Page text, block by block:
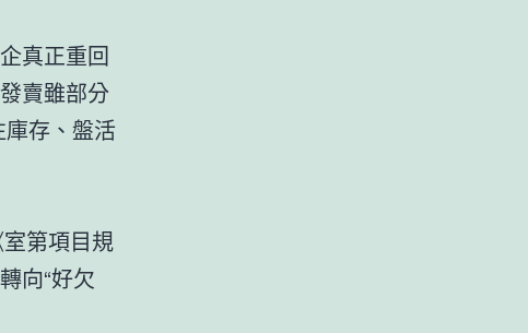
真正重回
賣雖部分
存、盤活
第項目規
向“好欠